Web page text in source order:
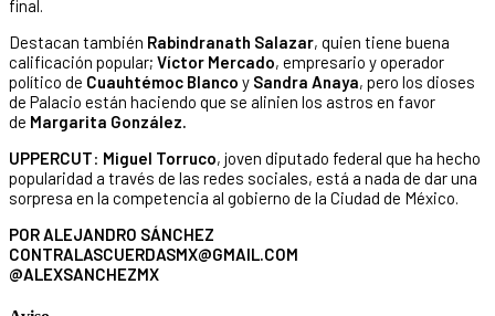
final.
Destacan también Rabindranath Salazar, quien tiene buena
calificación popular; Víctor Mercado, empresario y operador
político de Cuauhtémoc Blanco y Sandra Anaya, pero los dioses
de Palacio están haciendo que se alinien los astros en favor
de Margarita González.
UPPERCUT: Miguel Torruco, joven diputado federal que ha hecho
popularidad a través de las redes sociales, está a nada de dar una
sorpresa en la competencia al gobierno de la Ciudad de México.
POR ALEJANDRO SÁNCHEZ
CONTRALASCUERDASMX@GMAIL.COM
@ALEXSANCHEZMX